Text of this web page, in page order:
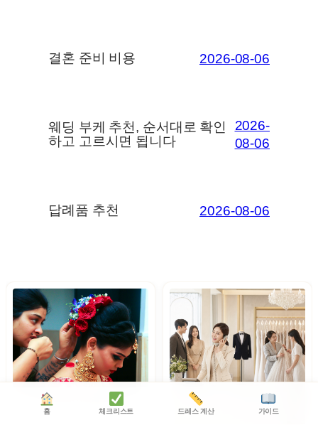
결혼 준비 비용 2026-08-06
웨딩 부케 추천, 순서대로 확인
하고 고르시면 됩니다
2026-
08-06
답례품 추천 2026-08-06
스드메 패키지 완벽 정리, ...
홈 체크리스트 드레스 계산 가이드